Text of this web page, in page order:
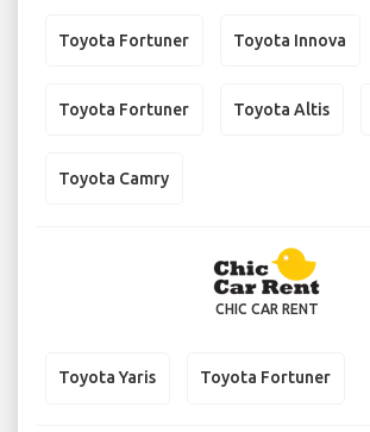
Toyota Fortuner Toyota Innova
Toyota Fortuner Toyota Altis
Toyota Camry
CHIC CAR RENT
Toyota Yaris Toyota Fortuner